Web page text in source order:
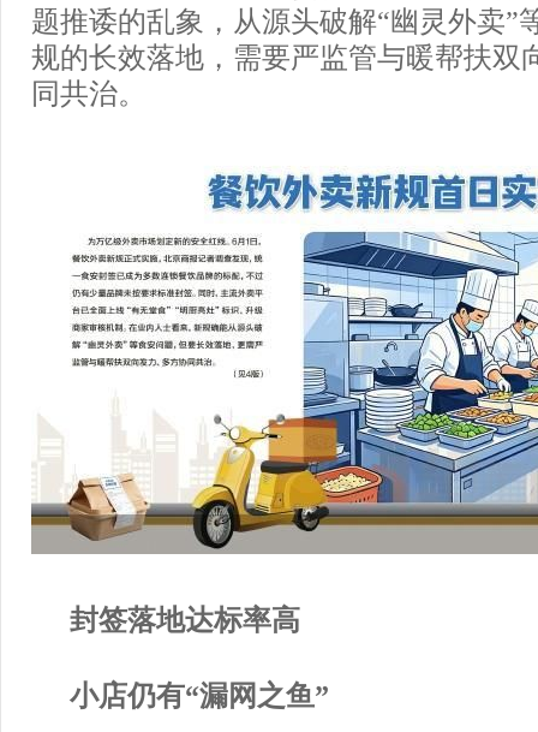
题推诿的乱象，从源头破解“幽灵外卖”
规的长效落地，需要严监管与暖帮扶双
同共治。
封签落地达标率高
小店仍有“漏网之鱼”